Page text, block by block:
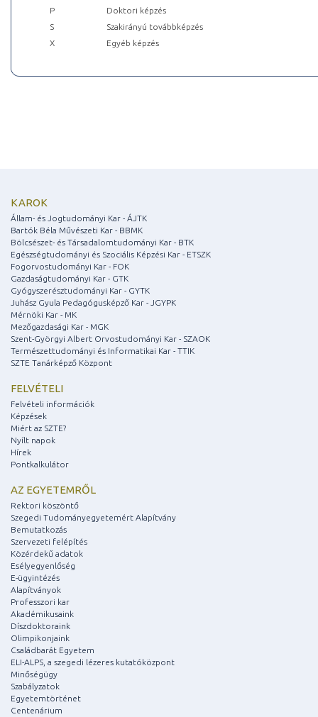
P
Doktori képzés
S
Szakirányú továbbképzés
X
Egyéb képzés
KAROK
Állam- és Jogtudományi Kar - ÁJTK
Bartók Béla Művészeti Kar - BBMK
Bölcsészet- és Társadalomtudományi Kar - BTK
Egészségtudományi és Szociális Képzési Kar - ETSZK
Fogorvostudományi Kar - FOK
Gazdaságtudományi Kar - GTK
Gyógyszerésztudományi Kar - GYTK
Juhász Gyula Pedagógusképző Kar - JGYPK
Mérnöki Kar - MK
Mezőgazdasági Kar - MGK
Szent-Györgyi Albert Orvostudományi Kar - SZAOK
Természettudományi és Informatikai Kar - TTIK
SZTE Tanárképző Központ
FELVÉTELI
Felvételi információk
Képzések
Miért az SZTE?
Nyílt napok
Hírek
Pontkalkulátor
AZ EGYETEMRŐL
Rektori köszöntő
Szegedi Tudományegyetemért Alapítvány
Bemutatkozás
Szervezeti felépítés
Közérdekű adatok
Esélyegyenlőség
E-ügyintézés
Alapítványok
Professzori kar
Akadémikusaink
Díszdoktoraink
Olimpikonjaink
Családbarát Egyetem
ELI-ALPS, a szegedi lézeres kutatóközpont
Minőségügy
Szabályzatok
Egyetemtörténet
Centenárium